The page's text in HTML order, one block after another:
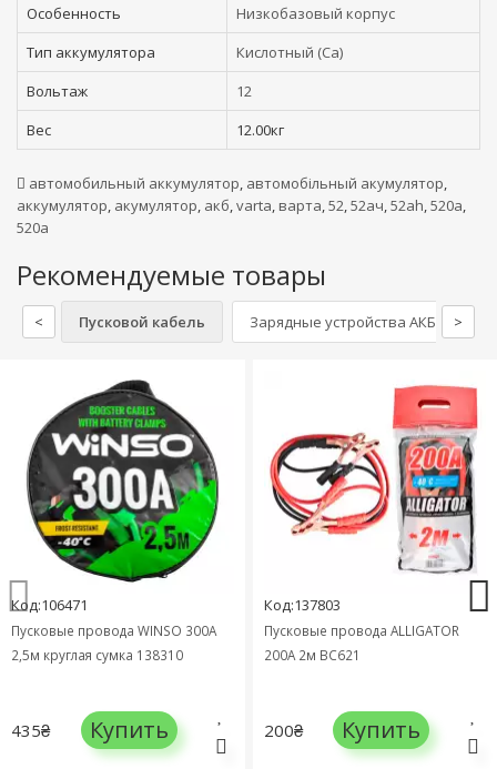
Особенность
Низкобазовый корпус
Тип аккумулятора
Кислотный (Ca)
Вольтаж
12
Вес
12.00кг
автомобильный аккумулятор, автомобільный акумулятор,
аккумулятор, акумулятор, акб,varta, варта,52,52ач,52ah,520а,
520a
Рекомендуемые товары
< Пусковой кабель Зарядные устройства АКБ >
Код:106471
Пусковые провода WINSO 300А
2,5м круглая сумка 138310
435₴ Купить
Код:137803
Пусковые провода ALLIGATOR
200A 2м BC621
200₴ Купить